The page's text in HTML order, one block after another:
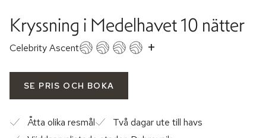
Kryssning i Medelhavet 10 nätter
Celebrity Ascent +
SE PRIS OCH BOKA
Åtta olika resmål
Två dagar ute till havs